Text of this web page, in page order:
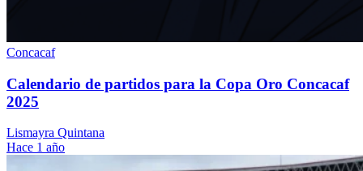
Concacaf
Calendario de partidos para la Copa Oro Concacaf
2025
Lismayra Quintana
Hace 1 año